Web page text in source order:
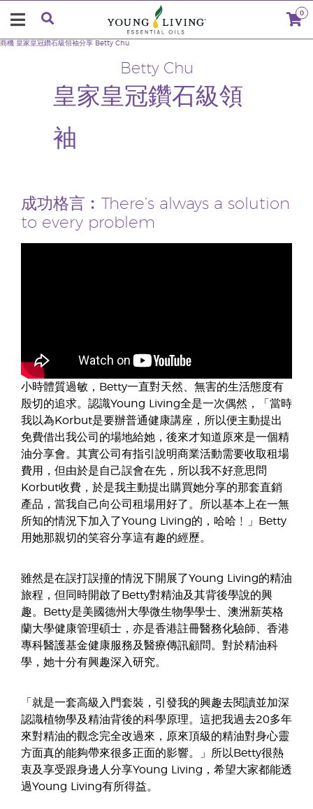
0
Betty Chu
皇家皇冠鑽石級領
袖
商機 皇家皇冠鑽石級領袖分享 Betty Chu
成功格言︰There’s always a solution
to every problem
小時體質過敏，Betty一直對天然、無害的生活態度有
殷切的追求。認識Young Living全是一次偶然，「當時
我以為Korbut是要辦普通健康講座，所以便主動提出
免費借出我公司的場地給她，後來才知道原來是一個精
油分享會。其實公司有指引說明商業活動需要收取租場
費用，但由於是自己誤會在先，所以我不好意思問
Korbut收費，於是我主動提出購買她分享的那套直銷
產品，當我自己向公司租場用好了。所以基本上在一無
所知的情況下加入了Young Living的，哈哈﹗」Betty
用她那親切的笑容分享這有趣的經歷。
雖然是在誤打誤撞的情況下開展了Young Living的精油
旅程，但同時開啟了Betty對精油及其背後學說的興
趣。Betty是美國德州大學微生物學學士、澳洲新英格
蘭大學健康管理碩士，亦是香港註冊醫務化驗師、香港
專科醫護基金健康服務及醫療傳訊顧問。對於精油科
學，她十分有興趣深入研究。
「就是一套高級入門套裝，引發我的興趣去閱讀並加深
認識植物學及精油背後的科學原理。這把我過去20多年
來對精油的觀念完全改過來，原來頂級的精油對身心靈
方面真的能夠帶來很多正面的影響。」所以Betty很熱
衷及享受跟身邊人分享Young Living，希望大家都能透
過Young Living有所得益。